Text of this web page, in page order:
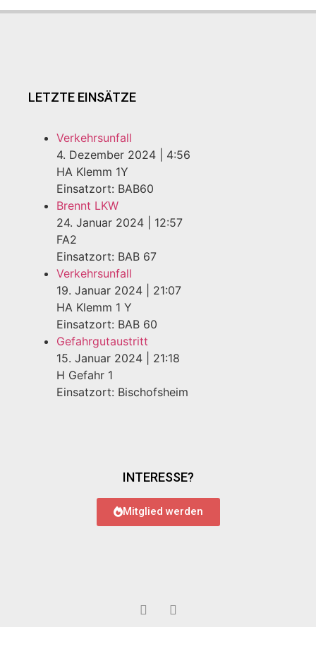
LETZTE EINSÄTZE
Verkehrsunfall
4. Dezember 2024
4:56
HA Klemm 1Y
Einsatzort: BAB60
Brennt LKW
24. Januar 2024
12:57
FA2
Einsatzort: BAB 67
Verkehrsunfall
19. Januar 2024
21:07
HA Klemm 1 Y
Einsatzort: BAB 60
Gefahrgutaustritt
15. Januar 2024
21:18
H Gefahr 1
Einsatzort: Bischofsheim
INTERESSE?
Mitglied werden